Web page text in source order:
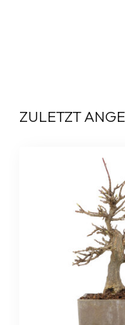
ZULETZT